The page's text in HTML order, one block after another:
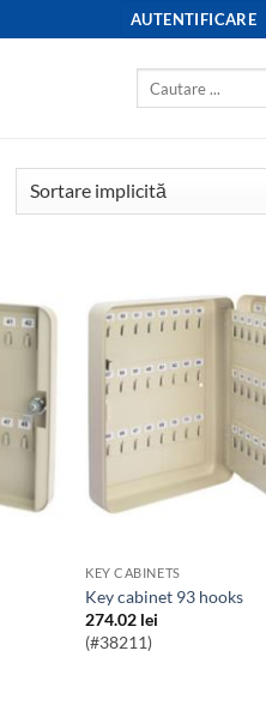
AUTENTIFICARE
KEY CABINETS
key cabinet 93 hooks
274.02 lei
(#38211)